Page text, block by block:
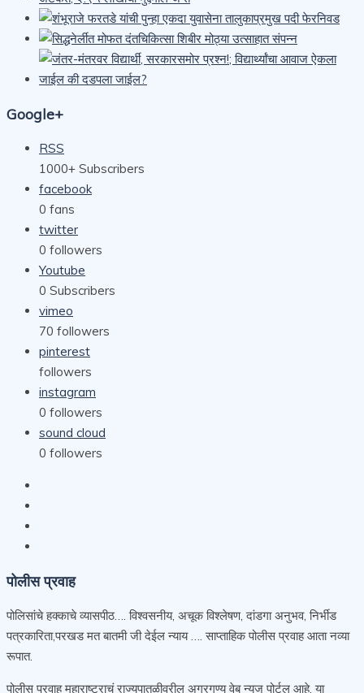
Google+
RSS
1000+ Subscribers
facebook
0 fans
twitter
0 followers
Youtube
0 Subscribers
vimeo
70 followers
pinterest
followers
instagram
0 followers
sound cloud
0 followers
पोलीस प्रवाह
पोलिसांचे हक्काचे व्यासपीठ…. विश्वसनीय, अचूक विश्लेषण, दांडगा अनुभव, निर्भीड
पत्रकारिता,परखड मत बातमी जी देईल न्याय …. साप्ताहिक पोलीस प्रवाह आता नव्या
रूपात.
पोलीस प्रवाह महाराष्ट्राचं राज्यपातळीवरील अग्रगण्य वेब न्युज पोर्टल आहे. या